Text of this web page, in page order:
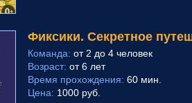
Фиксики. Секретное
Команда: от 2 до 4 человек
Возраст: от 6 лет
Время прохождения: 60 мин.
Цена: 1000 руб.